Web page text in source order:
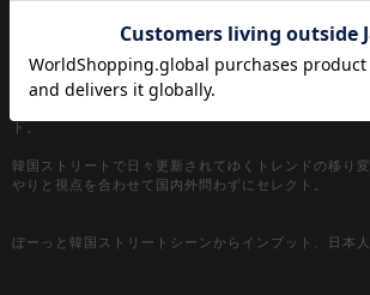
【a.p.o.v. / エーピーオービー】
a point of view...
ト。
韓国ストリートで日々更新されてゆくトレンドの移り
やりと視点を合わせて国内外問わずにセレクト。
ぼーっと韓国ストリートシーンからインプット、日本